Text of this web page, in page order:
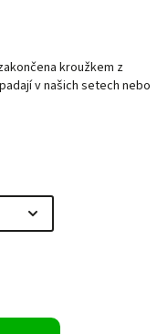
kroužkem z
v našich setech nebo